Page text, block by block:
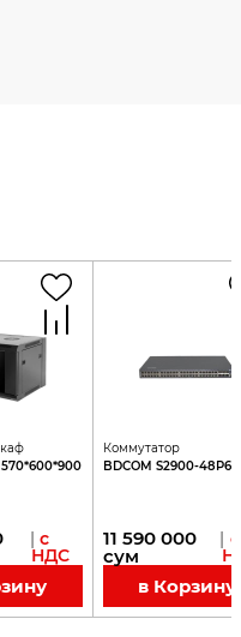
| с
НДС
Коммутатор
BDCOM S2900-48P6X
11 590 000
сум
| с
в Корзину